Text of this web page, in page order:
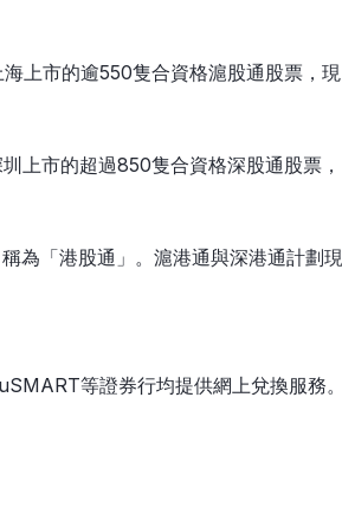
上市的逾550隻合資格滬股通股票，現
上市的超過850隻合資格深股通股票，
為「港股通」。滬港通與深港通計劃現
等證券行均提供網上兌換服務。